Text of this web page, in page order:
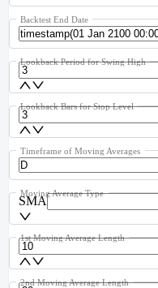
Backtest End Date
Lookback Period for Swing High
Lookback Bars for Stop Level
Timeframe of Moving Averages
SMA
Moving Average Type
1st Moving Average Length
2nd Moving Average Length